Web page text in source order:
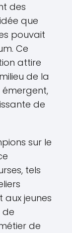
des
que
pouvait
Ce
attire
de la
de
sur le
tels
jeunes
de
de